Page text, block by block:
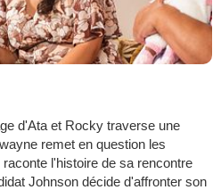
d'Ata et Rocky traverse une
remet en question les
l'histoire de sa rencontre
Johnson décide d'affronter son